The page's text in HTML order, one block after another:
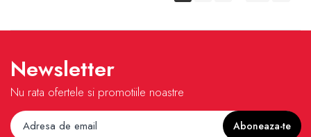
Newsletter
Nu rata ofertele si promotiile noastre